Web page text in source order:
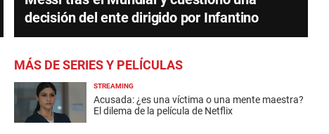
decisión del ente dirigido por Infantino
MÁS DE SERIES Y PELÍCULAS
STREAMING
Acusada: ¿es una víctima o una mente maestra?
El dilema de la película de Netflix